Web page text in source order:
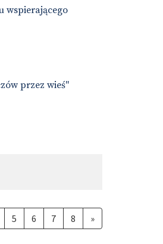
wspierającego
przez wieś"
5 6 7 8 »